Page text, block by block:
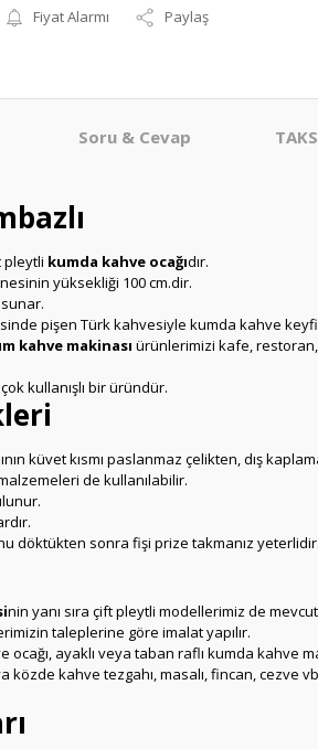
Fiyat Alarmı Paylaş
Soru & Cevap
pleytli kumda kahve ocağıdır.
yüksekliği 100 cm.dir.
pişen Türk kahvesiyle kumda kahve
kahve makinası ürünlerimizi kafe,
kullanışlı bir üründür.
küvet kısmı paslanmaz çelikten, dış
de kullanılabilir.
sonra fişi prize takmanız
nin yanı sıra çift pleytli modellerimiz de
taleplerine göre imalat yapılır.
ayaklı veya taban raflı kumda kahve
kahve tezgahı, masalı, fincan,